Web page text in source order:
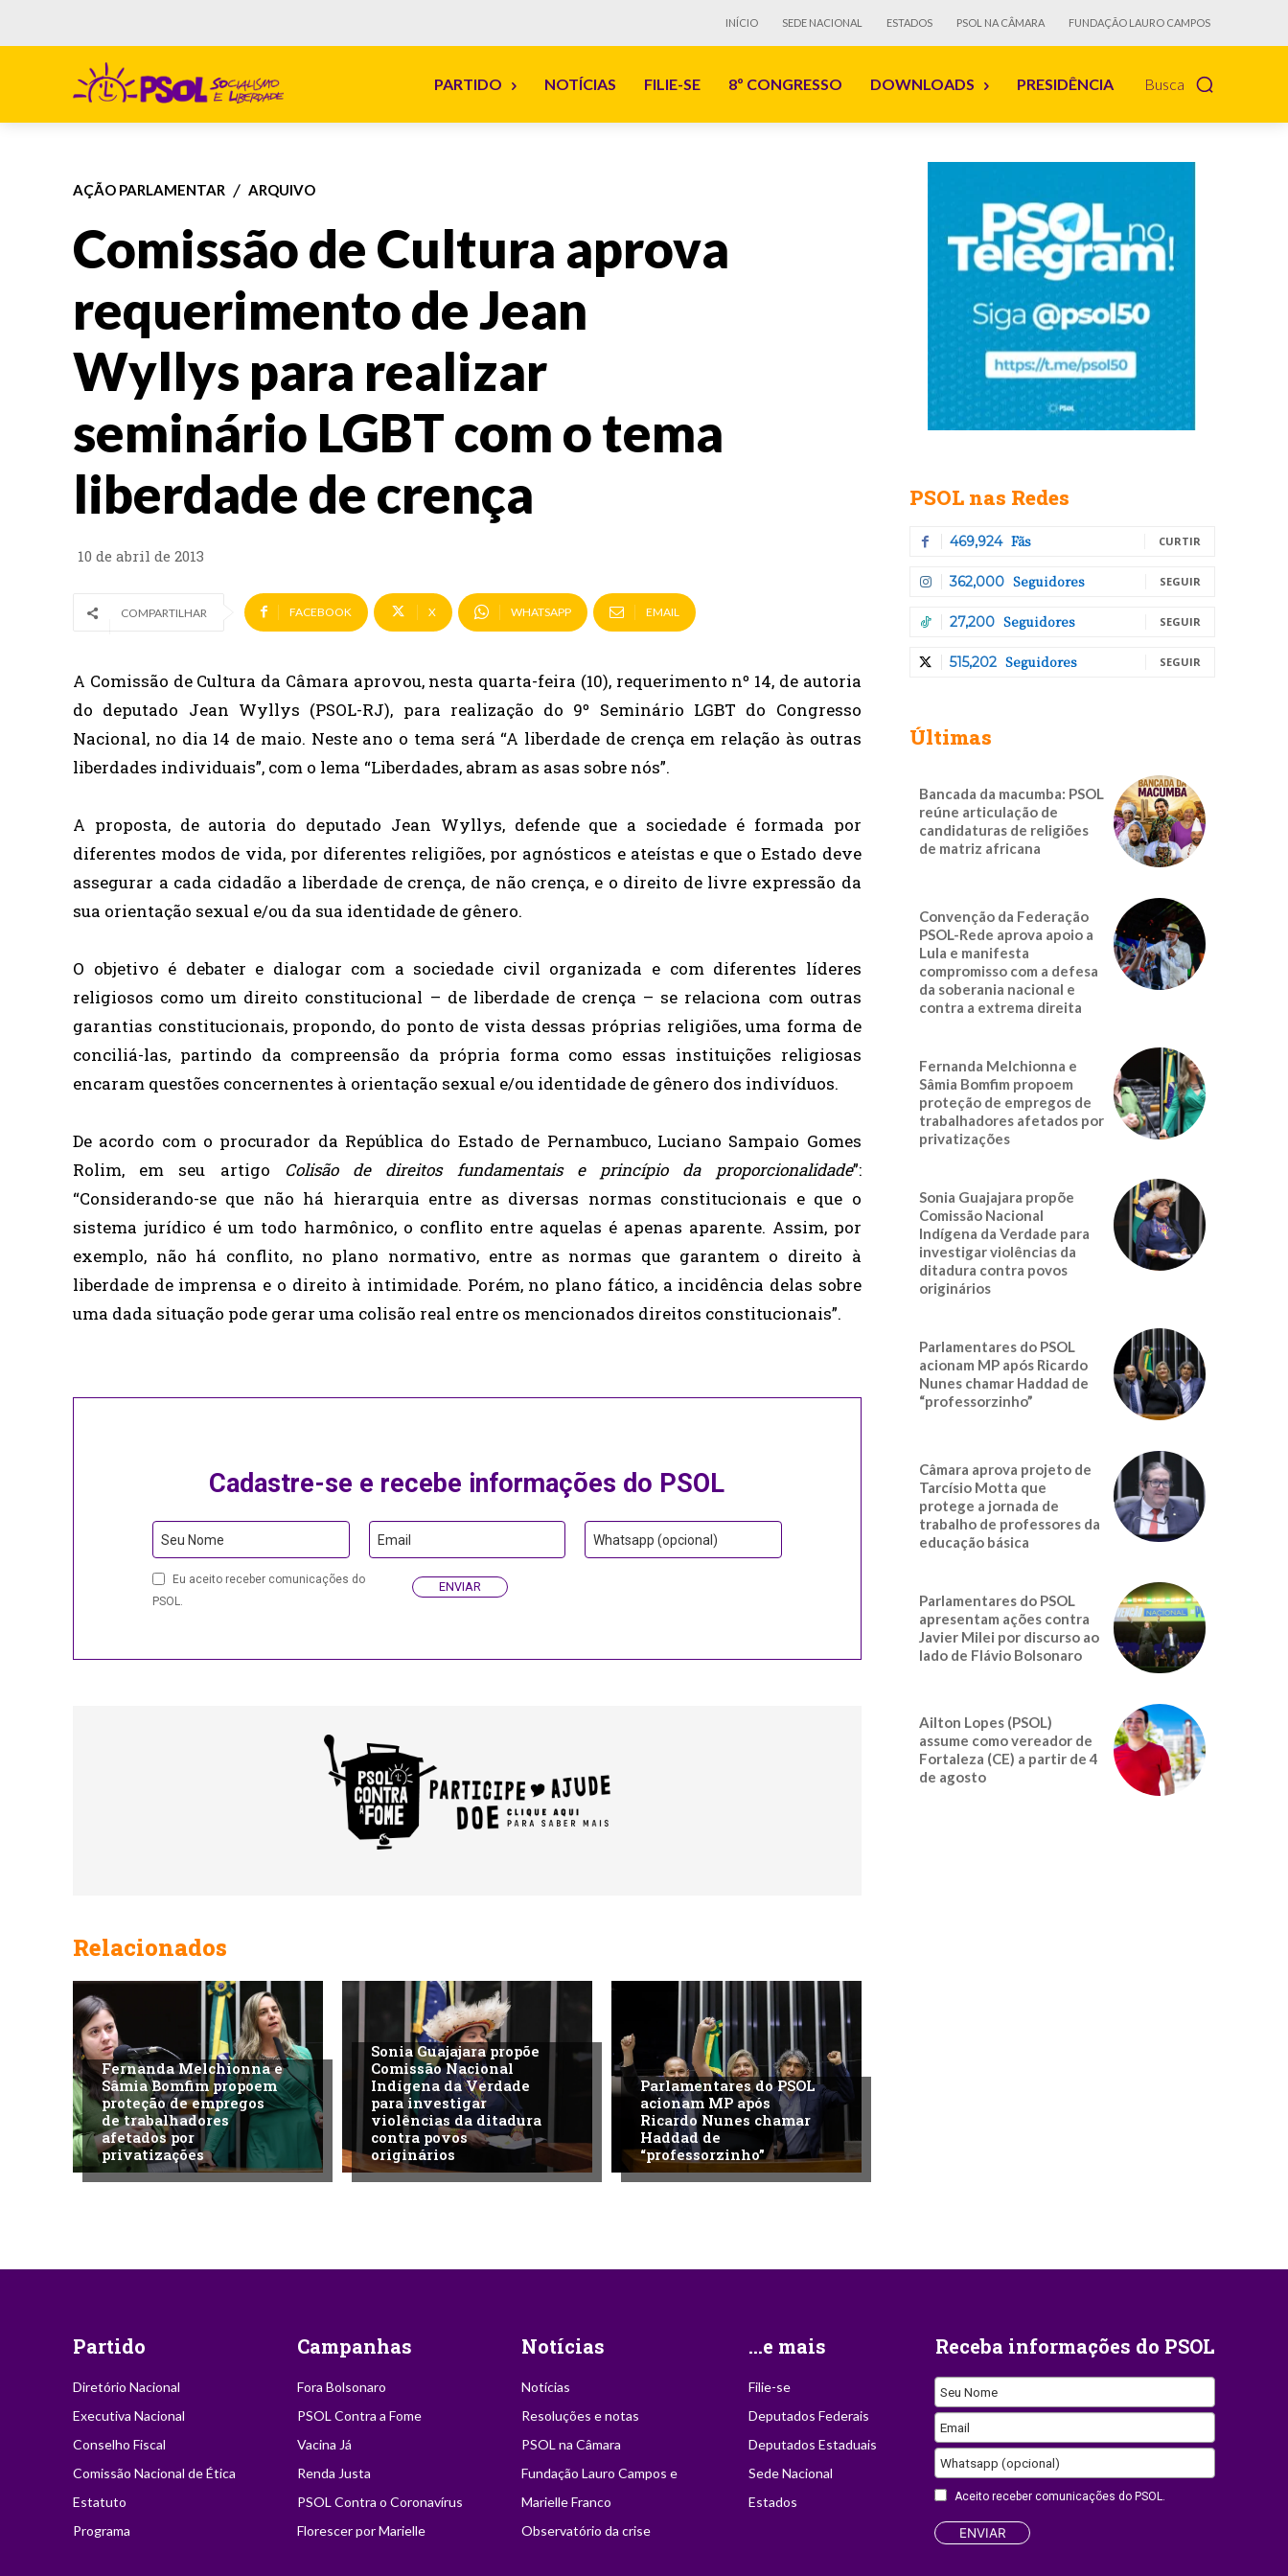
INÍCIO SEDE NACIONAL ESTADOS PSOL NA CÂMARA FUNDAÇÃO LAURO CAMPOS
Busca
PARTIDO NOTÍCIAS FILIE-SE 8º CONGRESSO DOWNLOADS PRESIDÊNCIA
AÇÃO PARLAMENTAR ARQUIVO
Comissão de Cultura aprova
requerimento de Jean
Wyllys para realizar
seminário LGBT com o tema
liberdade de crença
10 de abril de 2013
COMPARTILHAR FACEBOOK X WHATSAPP EMAIL
A Comissão de Cultura da Câmara aprovou, nesta quarta-feira (10), requerimento nº 14, de autoria
do deputado Jean Wyllys (PSOL-RJ), para realização do 9º Seminário LGBT do Congresso
Nacional, no dia 14 de maio. Neste ano o tema será “A liberdade de crença em relação às outras
liberdades individuais”, com o lema “Liberdades, abram as asas sobre nós”.
A proposta, de autoria do deputado Jean Wyllys, defende que a sociedade é formada por
diferentes modos de vida, por diferentes religiões, por agnósticos e ateístas e que o Estado deve
assegurar a cada cidadão a liberdade de crença, de não crença, e o direito de livre expressão da
sua orientação sexual e/ou da sua identidade de gênero.
O objetivo é debater e dialogar com a sociedade civil organizada e com diferentes líderes
religiosos como um direito constitucional – de liberdade de crença – se relaciona com outras
garantias constitucionais, propondo, do ponto de vista dessas próprias religiões, uma forma de
conciliá-las, partindo da compreensão da própria forma como essas instituições religiosas
encaram questões concernentes à orientação sexual e/ou identidade de gênero dos indivíduos.
De acordo com o procurador da República do Estado de Pernambuco, Luciano Sampaio Gomes
Rolim, em seu artigo Colisão de direitos fundamentais e princípio da proporcionalidade”:
“Considerando-se que não há hierarquia entre as diversas normas constitucionais e que o
sistema jurídico é um todo harmônico, o conflito entre aquelas é apenas aparente. Assim, por
exemplo, não há conflito, no plano normativo, entre as normas que garantem o direito à
liberdade de imprensa e o direito à intimidade. Porém, no plano fático, a incidência delas sobre
uma dada situação pode gerar uma colisão real entre os mencionados direitos constitucionais”.
Cadastre-se e recebe informações do PSOL
Seu Nome Email Whatsapp (opcional)
EmailEu aceito receber comunicações do
PSOL.
ENVIAR
Relacionados
Fernanda Melchionna e
Sâmia Bomfim propoem
proteção de empregos
de trabalhadores
afetados por
privatizações
Sonia Guajajara propõe
Comissão Nacional
Indígena da Verdade
para investigar
violências da ditadura
contra povos
originários
Parlamentares do PSOL
acionam MP após
Ricardo Nunes chamar
Haddad de
“professorzinho”
PSOL nas Redes
469,924 Fãs CURTIR
362,000 Seguidores SEGUIR
27,200 Seguidores SEGUIR
515,202 Seguidores SEGUIR
Últimas
Bancada da macumba: PSOL
reúne articulação de
candidaturas de religiões
de matriz africana
Convenção da Federação
PSOL-Rede aprova apoio a
Lula e manifesta
compromisso com a defesa
da soberania nacional e
contra a extrema direita
Fernanda Melchionna e
Sâmia Bomfim propoem
proteção de empregos de
trabalhadores afetados por
privatizações
Sonia Guajajara propõe
Comissão Nacional
Indígena da Verdade para
investigar violências da
ditadura contra povos
originários
Parlamentares do PSOL
acionam MP após Ricardo
Nunes chamar Haddad de
“professorzinho”
Câmara aprova projeto de
Tarcísio Motta que
protege a jornada de
trabalho de professores da
educação básica
Parlamentares do PSOL
apresentam ações contra
Javier Milei por discurso ao
lado de Flávio Bolsonaro
Ailton Lopes (PSOL)
assume como vereador de
Fortaleza (CE) a partir de 4
de agosto
Partido
Diretório Nacional
Executiva Nacional
Conselho Fiscal
Comissão Nacional de Ética
Estatuto
Programa
Campanhas
Fora Bolsonaro
PSOL Contra a Fome
Vacina Já
Renda Justa
PSOL Contra o Coronavírus
Florescer por Marielle
Notícias
Notícias
Resoluções e notas
PSOL na Câmara
Fundação Lauro Campos e
Marielle Franco
Observatório da crise
...e mais
Filie-se
Deputados Federais
Deputados Estaduais
Sede Nacional
Estados
Receba informações do PSOL
Seu Nome
Email
Whatsapp (opcional)
Aceito receber comunicações do PSOL.
Email
Address
ENVIAR